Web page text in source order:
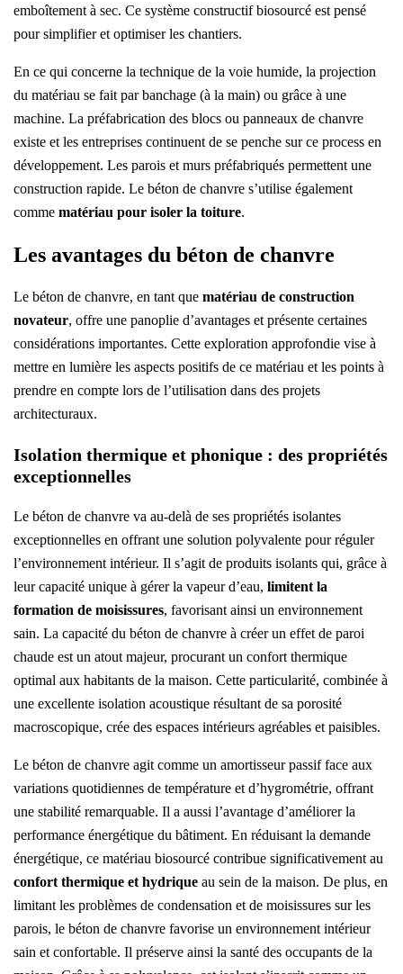
emboîtement à sec. Ce système constructif biosourcé est pensé
pour simplifier et optimiser les chantiers.
En ce qui concerne la technique de la voie humide, la projection
du matériau se fait par banchage (à la main) ou grâce à une
machine. La préfabrication des blocs ou panneaux de chanvre
existe et les entreprises continuent de se penche sur ce process en
développement. Les parois et murs préfabriqués permettent une
construction rapide. Le béton de chanvre s’utilise également
comme matériau pour isoler la toiture.
Les avantages du béton de chanvre
Le béton de chanvre, en tant que matériau de construction
novateur, offre une panoplie d’avantages et présente certaines
considérations importantes. Cette exploration approfondie vise à
mettre en lumière les aspects positifs de ce matériau et les points à
prendre en compte lors de l’utilisation dans des projets
architecturaux.
Isolation thermique et phonique : des propriétés
exceptionnelles​
Le béton de chanvre va au-delà de ses propriétés isolantes
exceptionnelles en offrant une solution polyvalente pour réguler
l’environnement intérieur. Il s’agit de produits isolants qui, grâce à
leur capacité unique à gérer la vapeur d’eau, limitent la
formation de moisissures, favorisant ainsi un environnement
sain. La capacité du béton de chanvre à créer un effet de paroi
chaude est un atout majeur, procurant un confort thermique
optimal aux habitants de la maison. Cette particularité, combinée à
une excellente isolation acoustique résultant de sa porosité
macroscopique, crée des espaces intérieurs agréables et paisibles.
Le béton de chanvre agit comme un amortisseur passif face aux
variations quotidiennes de température et d’hygrométrie, offrant
une stabilité remarquable. Il a aussi l’avantage d’améliorer la
performance énergétique du bâtiment. En réduisant la demande
énergétique, ce matériau biosourcé contribue significativement au
confort thermique et hydrique au sein de la maison. De plus, en
limitant les problèmes de condensation et de moisissures sur les
parois, le béton de chanvre favorise un environnement intérieur
sain et confortable. Il préserve ainsi la santé des occupants de la